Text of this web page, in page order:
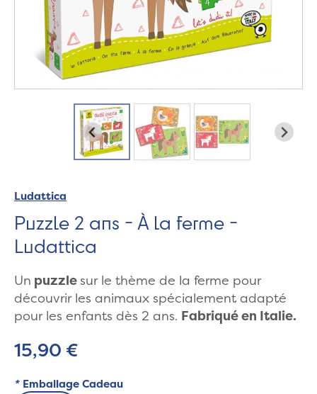
Ludattica
Puzzle 2 ans - À la ferme -
Ludattica
Un puzzle sur le thème de la ferme pour
découvrir les animaux spécialement adapté
pour les enfants dès 2 ans. Fabriqué en Italie.
15,90 €
* Emballage Cadeau